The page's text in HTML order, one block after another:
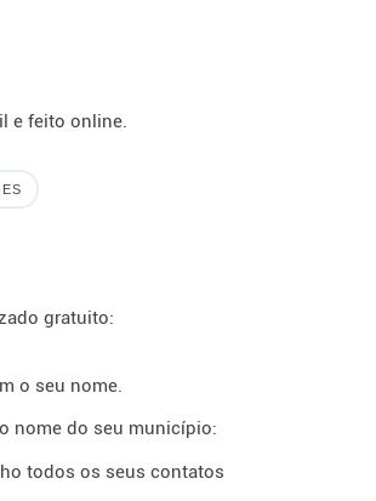
e feito online.
gratuito:
o seu nome.
nome do seu município:
todos os seus contatos